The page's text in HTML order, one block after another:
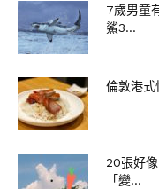
7歲男童
鯊3...
倫敦港
20張好
「變...